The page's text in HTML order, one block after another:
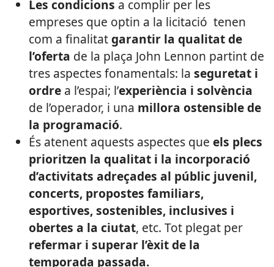
Les condicions a complir per les
empreses que optin a la licitació tenen
com a finalitatgarantir la qualitat de
l’oferta de la plaça John Lennon partint de
tres aspectes fonamentals: la seguretat i
ordre a l’espai; l’experiència i solvència
de l’operador, i una millora ostensible de
la programació.
És atenent aquests aspectes que els plecs
prioritzen la qualitat i la incorporació
d’activitats adreçades al públic juvenil,
concerts, propostes familiars,
esportives, sostenibles, inclusives i
obertes a la ciutat, etc. Tot plegat per
refermar i superar l’èxit de la
temporada passada.